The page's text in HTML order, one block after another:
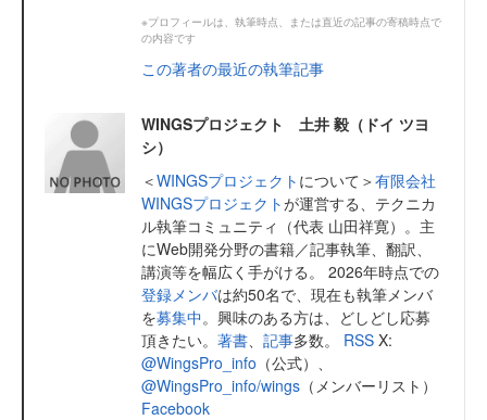
※プロフィールは、執筆時点、または直近の記事の寄稿時点で
の内容です
この著者の最近の執筆記事
WINGSプロジェクト 土井 毅（ドイ ツヨ
シ）
＜WINGSプロジェクト について＞有限会社
WINGSプロジェクトが運営する、テクニカ
ル執筆コミュニティ（代表 山田祥寛）。主
にWeb開発分野の書籍／記事執筆、翻訳、
講演等を幅広く手がける。 2026年時点での
登録メンバは約50名で、現在も執筆メンバ
を募集中。興味のある方は、どしどし応募
頂きたい。 著書 記事多数。 RSS X:
@WingsPro_info （公式）、
@WingsPro_info/wings （メンバーリスト）
Facebook